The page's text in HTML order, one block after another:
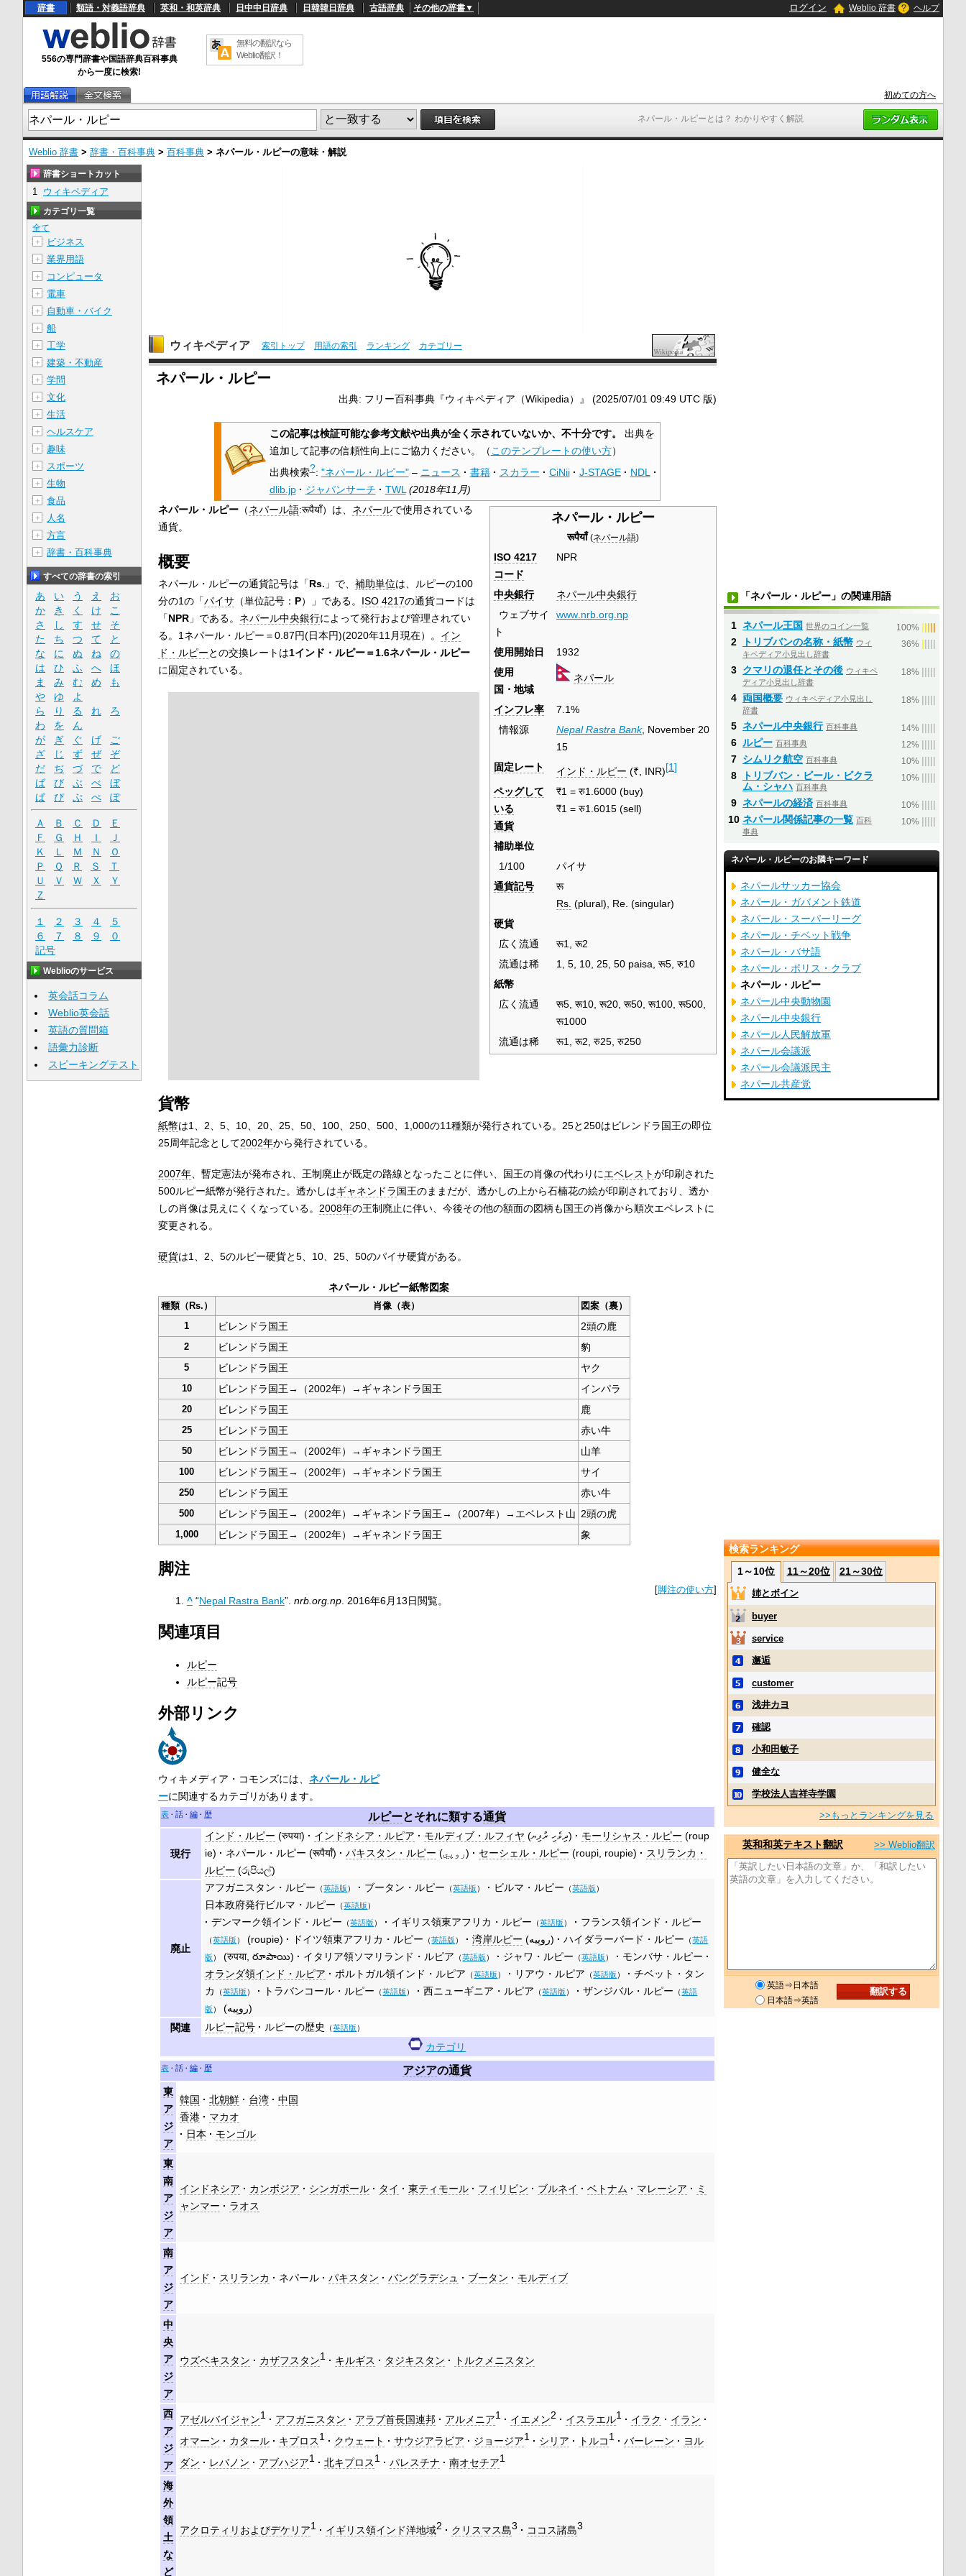
ネパール・ルピーとは？ わかりやすく解説
辞書 類語・対義語辞典 英和・和英辞典 日中中日辞典 日韓韓日辞典 古語辞典 その他の辞書▼ ログイン Weblio 辞書 ヘルプ
556の専門辞書や国語辞典百科事典
から一度に検索!
無料の翻訳なら
Weblio翻訳！
初めての方へ
Weblio 辞書 > 辞書・百科事典 > 百科事典 > ネパール・ルピーの意味・解説
ウィキペディア 索引トップ 用語の索引 ランキング カテゴリー
ネパール・ルピー
出典: フリー百科事典『ウィキペディア（Wikipedia）』 (2025/07/01 09:49 UTC 版)
この記事は検証可能な参考文献や出典が全く示されていないか、不十分です。
出典を
追加して記事の信頼性向上にご協力ください。
（ このテンプレートの使い方）
出典検索?: "ネパール・ルピー"– ニュース · 書籍 · スカラー · CiNii · J-STAGE · NDL
·
dlib.jp · ジャパンサーチ · TWL (2018年11月)
ネパール・ルピー
रूपैयाँ (ネパール語)
ISO 4217
コード
NPR
中央銀行
ネパール中央銀行
ウェブサイ
ト
www.nrb.org.np
使用開始日
1932
使用
国・地域
ネパール
インフレ率
7.1%
情報源
Nepal Rastra Bank, November 20
15
固定レート
インド・ルピー (₹, INR)[1]
ペッグして
いる
通貨
₹1 = रु1.6000 (buy)
₹1 = रु1.6015 (sell)
補助単位
1/100
パイサ
通貨記号
रू
Rs. (plural), Re. (singular)
硬貨
広く流通
रू1, रू2
流通は稀
1, 5, 10, 25, 50 paisa, रू5, रु10
紙幣
広く流通
रू5, रू10, रू20, रू50, रू100, रू500,
रू1000
流通は稀
रू1, रू2, रु25, रु250
ネパール・ルピー（ネパール語:रूपैयाँ）は、 ネパールで使用されている
通貨。
概要
ネパール・ルピーの通貨記号は「Rs. 」で、 補助単位は、ルピーの100
分の1の「パイサ（単位記号： P）」である。 ISO 4217の通貨コードは
「NPR」である。 ネパール中央銀行によって発行および管理されてい
る。1ネパール・ルピー＝0.87円(日本円)(2020年11月現在）。 イン
ド・ルピーとの交換レートは1インド・ルピー＝1.6ネパール・ルピー
に固定されている。
貨幣
紙幣は1、2、5、10、20、25、50、100、250、500、1,000の11種類が発行されている。25と250はビレンドラ国王の即位
25周年記念として2002年から発行されている。
2007年、暫定憲法が発布され、王制廃止が既定の路線となったことに伴い、国王の肖像の代わりにエベレストが印刷された
500ルピー紙幣が発行された。透かしはギャネンドラ国王のままだが、透かしの上から石楠花の絵が印刷されており、透か
しの肖像は見えにくくなっている。 2008年の王制廃止に伴い、今後その他の額面の図柄も国王の肖像から順次エベレストに
変更される。
硬貨は1、2、5のルピー硬貨と5、10、25、50のパイサ硬貨がある。
ネパール・ルピー紙幣図案
種類（Rs.） 肖像（表）
図案（裏）
1
ビレンドラ国王 2頭の鹿
2 ビレンドラ国王 豹
5 ビレンドラ国王 ヤク
10 ビレンドラ国王→（2002年）→ギャネンドラ国王 インパラ
20 ビレンドラ国王 鹿
25 ビレンドラ国王 赤い牛
50 ビレンドラ国王→（2002年）→ギャネンドラ国王 山羊
100 ビレンドラ国王→（2002年）→ギャネンドラ国王 サイ
250 ビレンドラ国王 赤い牛
500 ビレンドラ国王→（2002年）→ギャネンドラ国王→（2007年）→エベレスト山 2頭の虎
1,000 ビレンドラ国王→（2002年）→ギャネンドラ国王 象
脚注
[脚注の使い方]
^ “Nepal Rastra Bank”. nrb.org.np. 2016年6月13日閲覧。
関連項目
ルピー
ルピー記号
外部リンク
ウィキメディア・コモンズには、 ネパール・ルピ
ーに関連するカテゴリがあります。
表 話 編 歴 ルピーとそれに類する通貨
現行
インド・ルピー (रुपया) インドネシア・ルピア モルディブ・ルフィヤ (ދިވެހި ރުފިޔ) モーリシャス・ルピー (roup
ie) ネパール・ルピー (रूपैयाँ) パキスタン・ルピー (روپي) セーシェル・ルピー (roupi roupie)
スリランカ・
ルピー (රුපියල්)
廃止
アフガニスタン・ルピー （英語版） ブータン・ルピー （英語版） ビルマ・ルピー （英語版）
日本政府発行ビルマ・ルピー （英語版）
デンマーク領インド・ルピー （英語版） イギリス領東アフリカ・ルピー （英語版） フランス領インド・ルピー
（英語版） (roupie) ドイツ領東アフリカ・ルピー （英語版） 湾岸ルピー ( روپيه‎) ハイダラーバード・ルピー （英語
版） (रुपया,రూపాయి) イタリア領ソマリランド・ルピア （英語版） ジャワ・ルピー （英語版）
モンバサ・ルピー
オランダ領インド・ルピア
ポルトガル領インド・ルピア （英語版） リアウ・ルピア （英語版）
チベット・タン
カ
（英語版） トラバンコール・ルピー （英語版） 西ニューギニア・ルピア （英語版） ザンジバル・ルピー （英語
版） ( روپيه‎)
関連
ルピー記号 ルピーの歴史 （英語版）
カテゴリ
表 話 編 歴 アジアの通貨
東
ア
ジ
ア
韓国 北朝鮮 台湾
中国
香港
マカオ
日本
モンゴル
東
南
ア
ジ
ア
インドネシア カンボジア シンガポール タイ 東ティモール フィリピン ブルネイ ベトナム マレーシア
ミ
ャンマー
ラオス
南
ア
ジ
ア
インド スリランカ ネパール パキスタン バングラデシュ ブータン モルディブ
中
央
ア
ジ
ア
ウズベキスタン カザフスタン1 キルギス タジキスタン トルクメニスタン
西
ア
ジ
ア
アゼルバイジャン1 アフガニスタン アラブ首長国連邦 アルメニア1 イエメン2 イスラエル1 イラク
イラン
オマーン
カタール キプロス1 クウェート サウジアラビア ジョージア1 シリア トルコ1 バーレーン
ヨル
ダン
レバノン アブハジア1 北キプロス1 パレスチナ 南オセチア1
海
外
領
土
な
ど
アクロティリおよびデケリア1 イギリス領インド洋地域2 クリスマス島3 ココス諸島3
辞書ショートカット
1 ウィキペディア
カテゴリ一覧
全て
＋
ビジネス
＋ 業界用語
＋ コンピュータ
＋ 電車
＋ 自動車・バイク
＋ 船
＋ 工学
＋ 建築・不動産
＋ 学問
＋ 文化
＋ 生活
＋ ヘルスケア
＋ 趣味
＋ スポーツ
＋ 生物
＋ 食品
＋ 人名
＋ 方言
＋ 辞書・百科事典
すべての辞書の索引
あ い う え
お
か
き く け
こ
さ
し す せ
そ
た
ち つ て
と
な
に ぬ ね
の
は
ひ ふ へ
ほ
ま
み む め
も
や
ゆ
よ
ら
り る れ
ろ
わ
を
ん
が
ぎ ぐ げ
ご
ざ
じ ず ぜ
ぞ
だ
ぢ づ で
ど
ば
び ぶ べ
ぼ
ぱ
ぴ ぷ ぺ ぽ
Ａ Ｂ Ｃ Ｄ
Ｅ
Ｆ
Ｇ Ｈ Ｉ
Ｊ
Ｋ
Ｌ Ｍ Ｎ
Ｏ
Ｐ
Ｑ Ｒ Ｓ
Ｔ
Ｕ
Ｖ Ｗ Ｘ
Ｙ
Ｚ
１ ２ ３ ４
５
６
７ ８ ９
０
記号
Weblioのサービス
英会話コラム
Weblio英会話
英語の質問箱
語彙力診断
スピーキングテスト
「ネパール・ルピー」の関連用語
1 ネパール王国 世界のコイン一覧 100%
2 トリブバンの名称・紙幣 ウィ
キペディア小見出し辞書
36%
3 クマリの退任とその後 ウィキペ
ディア小見出し辞書
18%
4 両国概要 ウィキペディア小見出し
辞書
18%
5 ネパール中央銀行 百科事典 14%
6 ルピー 百科事典 12%
7 シムリク航空 百科事典 10%
8
トリブバン・ビール・ビクラ
ム・シャハ 百科事典
10%
9 ネパールの経済 百科事典 10%
10 ネパール関係記事の一覧 百科
事典
10%
ネパール・ルピーのお隣キーワード
ネパールサッカー協会
ネパール・ガバメント鉄道
ネパール・スーパーリーグ
ネパール・チベット戦争
ネパール・バサ語
ネパール・ポリス・クラブ
ネパール・ルピー
ネパール中央動物園
ネパール中央銀行
ネパール人民解放軍
ネパール会議派
ネパール会議派民主
ネパール共産党
検索ランキング
1～10位
11～20位 21～30位
姉とボイン
buyer
service
邂逅
customer
浅井カヨ
確認
小和田敏子
健全な
学校法人吉祥寺学園
>>もっとランキングを見る
英和和英テキスト翻訳 >> Weblio翻訳
英語⇒日本語
日本語⇒英語